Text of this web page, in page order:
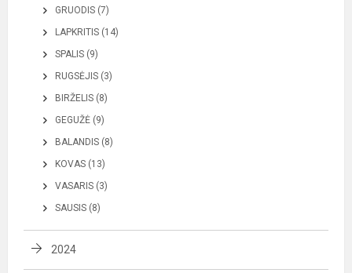
GRUODIS (7)
LAPKRITIS (14)
SPALIS (9)
RUGSĖJIS (3)
BIRŽELIS (8)
GEGUŽĖ (9)
BALANDIS (8)
KOVAS (13)
VASARIS (3)
SAUSIS (8)
2024